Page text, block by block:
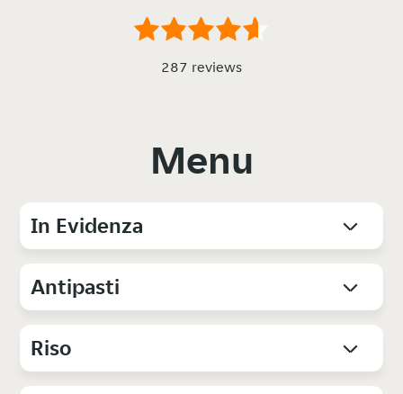
287 reviews
Menu
In Evidenza
Antipasti
Riso